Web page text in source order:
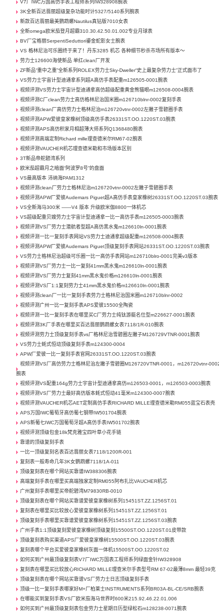
V7厂IWC万国高仿手表工程师系列IW328908腕表
3K全新百达翡丽超级复杂功能时计5327/5140系列腕表
新款百达翡丽最美鹦鹉螺Nautilus真钻版7010女表
全新omega欧米茄登月超霸310.30.42.50.01.002专业月球表
BV厂宝格丽SerpentiSeduttori鎏金蛇影女士腕表
VS 格林尼治可乐圈终于来了！丹东3285 机芯 各种细节秒杀市场所有版本～
劳力士126600海使新品 单红clean厂开发
ZF新品“重中之重”全新系列ROLEX劳力士Sky-Dweller“史上最复杂劳力士”正式面市了
VS劳力士宇宙计型迪通拿系列超A高仿手表配重m126505-0001腕表
视频评测VS劳力士宇宙计型迪通拿高仿超级配重黄金熊猫眼m126508-0004腕表
视频评测C厂clean劳力士高仿格林尼治国米圈m126710blnr-0002复刻手表
视频评测clean厂高仿劳力士格林尼治m126720vtnr-0002左撇子雪碧圈手表
视频评测APW爱彼皇家橡树顶级高仿手表26331ST.OO.1220ST.03腕表
视频评测APS高仿积家月相超薄大师系列Q1368480腕表
视频评测高端定制Richard mille理查德米尔RM67-02腕表
视频评测VAUCHER机芯理查德米勒和市场版本区别
3T新品帝舵碧湾系列
欧米茄超霸月之暗面“阿波罗8号”的盘面
VS最高版本 沛纳海PAM1312
视频评测clean厂劳力士格林尼治m126720vtnr-0002左撇子雪碧圈手表
视频评测APW厂爱彼Audemars Piguet超A高仿手表皇家橡树26331ST.OO.1220ST.03腕表
VS全新海马300米 ——V4 版本 升级欧米伽8800一体机芯
VS超级配重贝嫂劳力士宇宙计型迪通拿一比一高仿手表m126505-0003腕表
视频评测VS厂劳力士潜航者型超A高仿黑水鬼m126610ln-0001腕表
视频评测一比一复刻手表网站VS劳力士迪通拿超级配重m126508-0004腕表
视频评测APW厂爱彼Audemars Piguet顶级复刻手表网站26331ST.OO.1220ST.03腕表
VS劳力士格林尼治超级可乐圈一比一高仿手表网站m126710blro-0001完美v3版本
视频评测VS厂劳力士一比一复刻41mm黑水鬼m126610ln-0001腕表
视频评测VS厂劳力士复刻41mm黑水鬼价格m126610ln-0001腕表
视频评测VS厂1:1复刻劳力士41mm黑水鬼价格m126610ln-0001腕表
视频评测clean厂一比一复刻手表劳力士格林尼治国米圈m126710blnr-0002
视频评测广州一比一复刻手表APS爱彼15500全陶瓷
视频评测一比一复刻手表在哪里买C厂劳力士纯钛游艇名仕型m226627-0001腕表
视频评测3K厂手表在哪里买百达翡丽鹦鹉螺女表7118/1R-010腕表
视频评测劳力士顶级复刻手表vs厂格林尼治雪碧圈左撇子M126729VTNR-0001腕表
VS劳力士蚝式恒动顶级复刻手表m124300-0004
APW厂爱彼一比一复刻手表官网26331ST.OO.1220ST.03腕表
视频评测VS厂高仿劳力士格林尼治左撇子雪碧圈M126720VTNR-0001，m126720vtnr-
腕表
视频评测VS配重164g劳力士宇宙计型迪通拿高仿m126503-0001，m126503-0003腕表
视频评测VS厂劳力士最好高仿版本蚝式恒动41毫米m124300-0007腕表
视频评测VAUCHER机芯AET定制高仿手表RICHARD MILLE理查德米勒RM055蓝宝石表壳
APS万国IWC葡萄牙高仿葡七钢带IW501704腕表
APS新葡七IWC万国葡萄牙超A高仿手表IW501702腕表
视频评测顶级包金18k梵克雅宝四叶草小花手链
靠谱的顶级复刻手表
一比一顶级复刻名表百达翡丽女表7118/1200R-001
复刻表一般寿命几年3K女鹦鹉螺7118/1A-011
顶级复刻表在哪个网站买靠谱IW388306腕表
高端复刻手表在哪里买高端独家定制RM055阿布扎比VAUCHER机芯
广州复刻手表哪里买帝舵碧湾M79830RB-0010
顶级复刻表在哪个网站买靠谱爱彼皇家橡树系列15451ST.ZZ.1256ST.01
复刻表在哪里买比较放心爱彼皇家橡树系列15451ST.ZZ.1256ST.01
顶级复刻手表哪里买靠谱爱彼皇家橡树系列15451ST.ZZ.1256ST.03腕表
广州手表1:1顶级复刻爱彼皇家橡树顶级复刻15500ST.OO.1220ST.01皮带款
顶级复刻表购买渠道APS厂爱彼皇家橡树15500ST.OO.1220ST.03腕表
复刻表哪个平台买爱彼皇家橡树灰面一体机15500ST.OO.1220ST.02
如何买到广州最顶级复刻表V7厂IWC万国表工程师系列绿面金针IW328908
复刻表在哪里买比较放心RICHARD MILLE理查米尔手表型号RM 67-02最薄8mm 最轻39克
顶级复刻表在哪个网站买靠谱VS厂劳力士日志顶级复刻手表
顶级一比一复刻手表哪家好M+厂柏莱士INSTRUMENTS系列BR03A-BL-CE/SRB腕表
在哪能买到复刻手表VS厂欧米茄海马世界时600米215.92.46.22.01.006
如何买到广州最顶级复刻表包金劳力士星期日历型绿松石m128238-0071腕表